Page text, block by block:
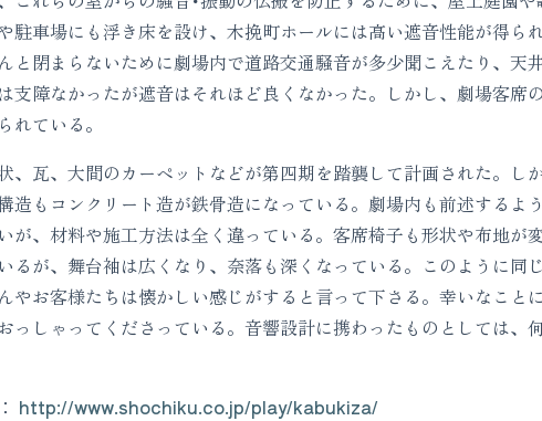
駐車場にも浮き床を設け、木挽町ホールには高い遮音性能が得ら
と閉まらないために劇場内で道路交通騒音が多少聞こえたり、天
支障なかったが遮音はそれほど良くなかった。しかし、劇場客席
れている。
、瓦、大間のカーペットなどが第四期を踏襲して計画された。し
造もコンクリート造が鉄骨造になっている。劇場内も前述するよ
が、材料や施工方法は全く違っている。客席椅子も形状や布地が
るが、舞台袖は広くなり、奈落も深くなっている。このように同
やお客様たちは懐かしい感じがすると言って下さる。幸いなこと
っしゃってくださっている。音響設計に携わったものとしては、
http://www.shochiku.co.jp/play/kabukiza/